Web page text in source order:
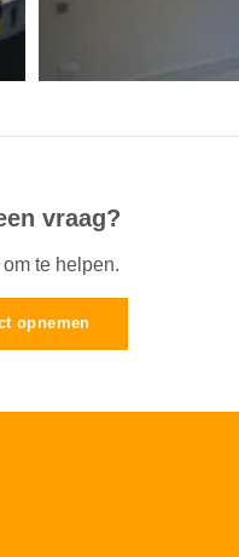
vraag?
te helpen.
opnemen